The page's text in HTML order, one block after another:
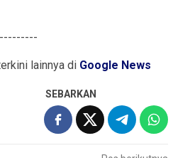
lainnya di Google News
SEBARKAN